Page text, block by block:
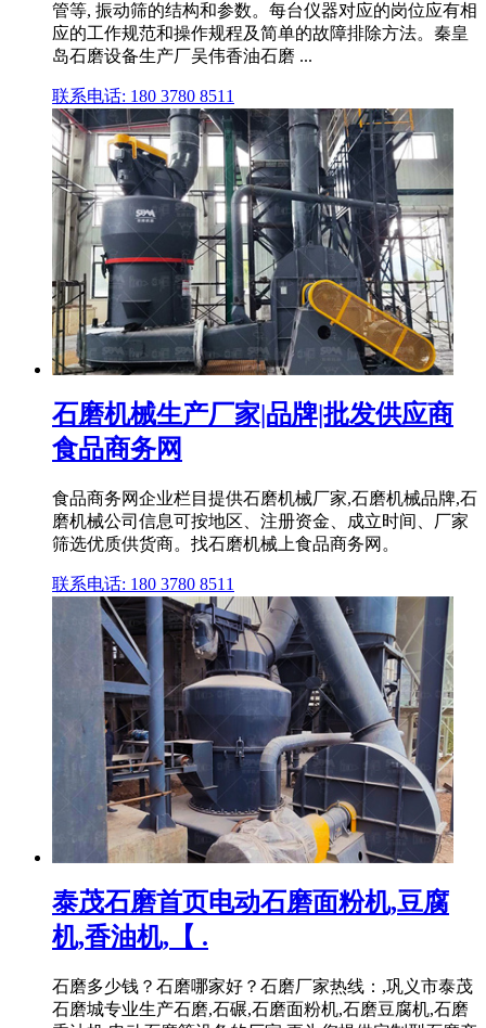
管等, 振动筛的结构和参数。每台仪器对应的岗位应有相
应的工作规范和操作规程及简单的故障排除方法。秦皇
岛石磨设备生产厂吴伟香油石磨 ...
联系电话: 180 3780 8511
石磨机械生产厂家|品牌|批发供应商
食品商务网
食品商务网企业栏目提供石磨机械厂家,石磨机械品牌,石
磨机械公司信息可按地区、注册资金、成立时间、厂家
筛选优质供货商。找石磨机械上食品商务网。
联系电话: 180 3780 8511
泰茂石磨首页电动石磨面粉机,豆腐
机,香油机,【 .
石磨多少钱？石磨哪家好？石磨厂家热线：,巩义市泰茂
石磨城专业生产石磨,石碾,石磨面粉机,石磨豆腐机,石磨